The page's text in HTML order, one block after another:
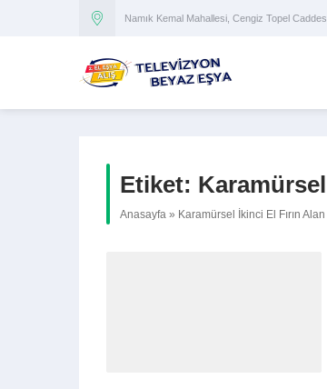
Namık Kemal Mahallesi, Cengiz Topel
Etiket:
Anasayfa » Karamürsel İkinci El Fırın